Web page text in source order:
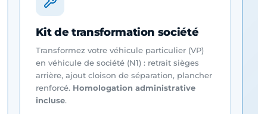
Kit de transformation société
Transformez votre véhicule particulier (VP)
en véhicule de société (N1) : retrait sièges
arrière, ajout cloison de séparation, plancher
renforcé. Homologation administrative
incluse.